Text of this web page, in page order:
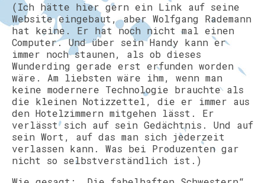
(Ich hätte hier gern ein Link auf seine
Website eingebaut, aber Wolfgang Rademann
hat keine. Er hat noch nicht mal einen
Computer. Und über sein Handy kann er
immer noch staunen, als ob dieses
Wunderding gerade erst erfunden worden
wäre. Am liebsten wäre ihm, wenn man
keine modernere Technologie brauchte als
die kleinen Notizzettel, die er immer aus
den Hotelzimmern mitgehen lässt. Er
verlässt sich auf sein Gedächtnis. Und auf
sein Wort, auf das man sich jederzeit
verlassen kann. Was bei Produzenten gar
nicht so selbstverständlich ist.)